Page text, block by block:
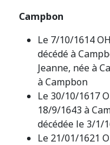
Campbon
Le 7/10/1614
décédé à
Jeanne, née à
à Campbon
Le 30/10/1617
18/9/1643 à
décédée le 3/1/
Le 21/01/1621